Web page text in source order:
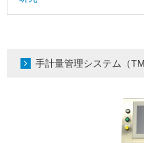
手計量管理システム（